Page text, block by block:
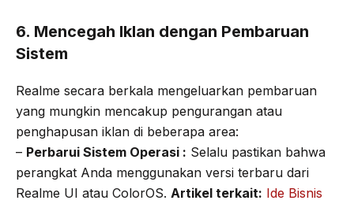
6. Mencegah Iklan dengan Pembaruan
Sistem
Realme secara berkala mengeluarkan pembaruan
yang mungkin mencakup pengurangan atau
penghapusan iklan di beberapa area:
– Perbarui Sistem Operasi : Selalu pastikan bahwa
perangkat Anda menggunakan versi terbaru dari
Realme UI atau ColorOS. Artikel terkait: Ide Bisnis